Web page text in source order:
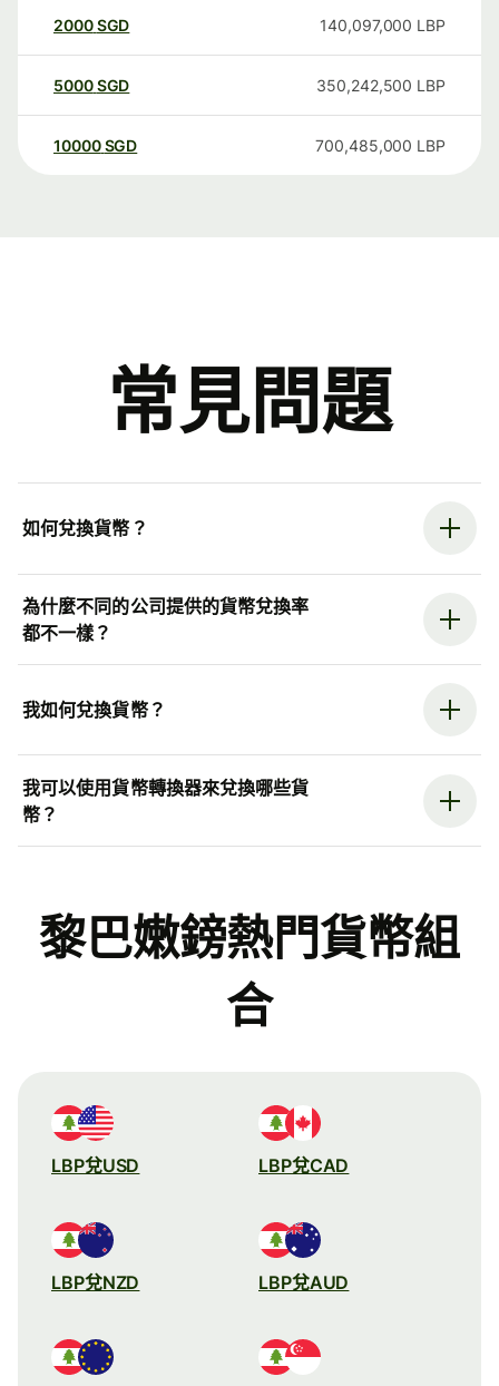
2000SGD 140,097,000 LBP
5000SGD 350,242,500 LBP
10000 SGD 700,485,000 LBP
常見問題
如何兌換貨幣？
為什麼不同的公司提供的貨幣兌換率
都不一樣？
我如何兌換貨幣？
我可以使用貨幣轉換器來兌換哪些貨
幣？
黎巴嫩鎊熱門貨幣組
合
LBP兌USD LBP兌CAD
LBP兌NZD LBP兌AUD